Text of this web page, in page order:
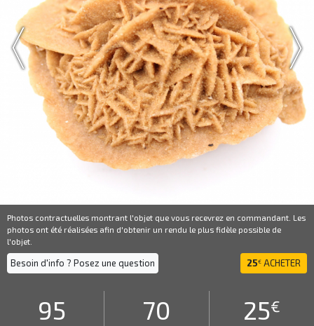
Photos contractuelles montrant l'objet que vous recevrez en commandant. Les
photos ont été réalisées afin d'obtenir un rendu le plus fidèle possible de
l'objet.
Besoin d'info ? Posez une question 25€ ACHETER
95 70 25€